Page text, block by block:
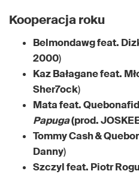
Kooperacja roku
Belmondawg feat.
2000)
Kaz Bałagane feat.
Sher7ock)
Mata feat.
Papuga(prod.
Tommy Cash &
Danny)
Szczyl feat. Piotr